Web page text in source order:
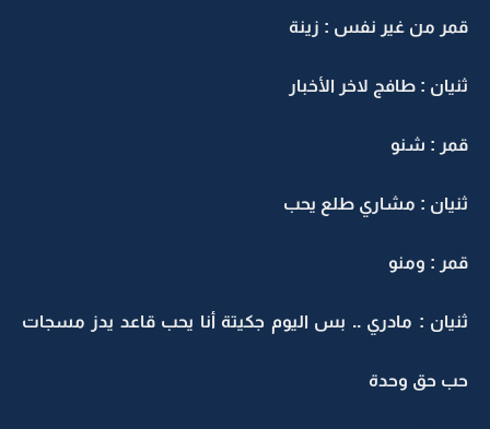
قمر من غير نفس : زينة
ثنيان : طافج لاخر الأخبار
قمر : شنو
ثنيان : مشاري طلع يحب
قمر : ومنو
ثنيان : مادري .. بس اليوم جكيتة أنا يحب قاعد يدز مسجات
حب حق وحدة